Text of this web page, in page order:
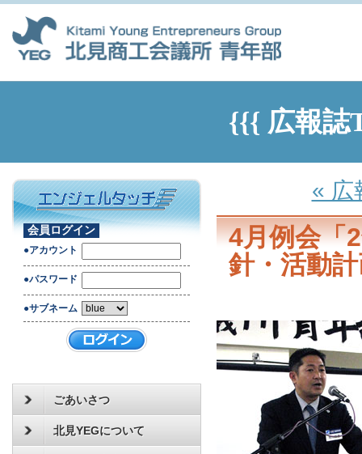
{{{ 広報誌
« 広
4月例会「
針・活動
会員ログイン
●アカウント
●パスワード
●サブネーム
ごあいさつ
北見YEGについて